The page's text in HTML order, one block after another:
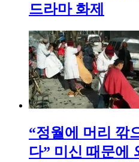
드라마 화제
“정월에 머리 깎
다” 미신 때문에